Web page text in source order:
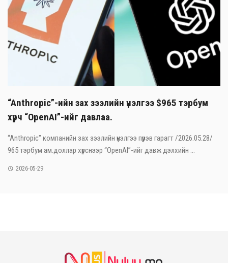
“Anthropic”-ийн зах зээлийн үнэлгээ $965 тэрбум
хүрч “OpenAI”-ийг давлаа.
“Anthropic” компанийн зах зээлийн үнэлгээ пүрэв гарагт /2026.05.28/
965 тэрбум ам.доллар хүрснээр “OpenAI”-ийг давж дэлхийн ...
2026-05-29